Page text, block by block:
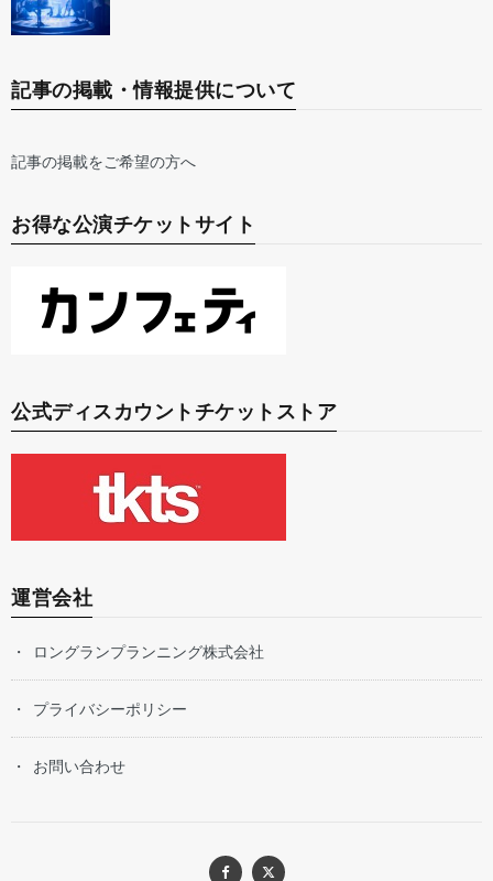
記事の掲載・情報提供について
記事の掲載をご希望の方へ
お得な公演チケットサイト
公式ディスカウントチケットストア
運営会社
ロングランプランニング株式会社
プライバシーポリシー
お問い合わせ